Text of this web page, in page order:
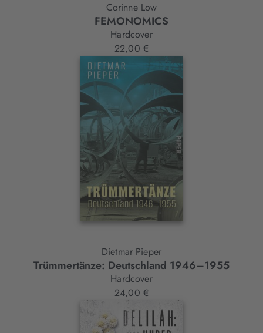
Corinne Low
FEMONOMICS
Hardcover
22,00 €
Dietmar Pieper
Trümmertänze: Deutschland 1946–1955
Hardcover
24,00 €